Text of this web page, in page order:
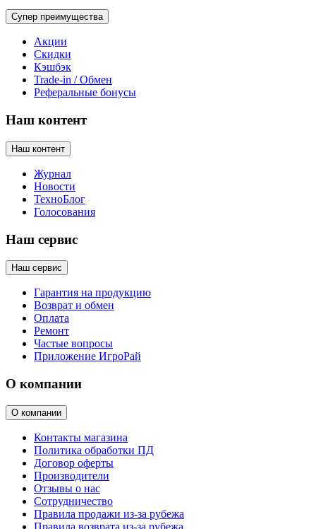
Супер преимущества
Акции
Скидки
Кэшбэк
Trade-in / Обмен
Реферальные бонусы
Наш контент
Наш контент
Журнал
Новости
ТехноБлог
Голосования
Наш сервис
Наш сервис
Гарантия на продукцию
Возврат и обмен
Оплата
Ремонт
Частые вопросы
Приложение ИгроРай
О компании
О компании
Контакты магазина
Политика обработки ПД
Договор оферты
Производители
Отзывы о нас
Сотрудничество
Правила продажи из-за рубежа
Правила возврата из-за рубежа